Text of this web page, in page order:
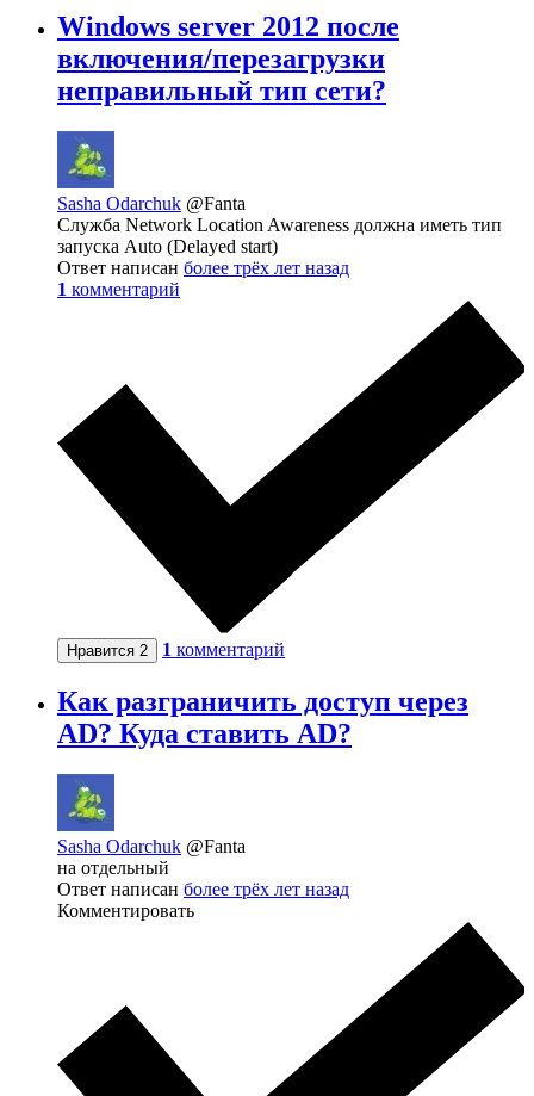
Windows server 2012 после
включения/перезагрузки
неправильный тип сети?
Sasha Odarchuk @Fanta
Служба Network Location Awareness должна иметь тип
запуска Auto (Delayed start)
Ответ написан более трёх лет назад
1 комментарий
Нравится 2 1 комментарий
Как разграничить доступ через
AD? Куда ставить AD?
Sasha Odarchuk @Fanta
на отдельный
Ответ написан более трёх лет назад
Комментировать